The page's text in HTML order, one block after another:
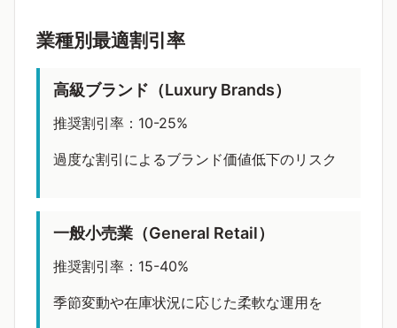
業種別最適割引率
高級ブランド（Luxury Brands）
推奨割引率：10-25%
過度な割引によるブランド価値低下のリスク
一般小売業（General Retail）
推奨割引率：15-40%
季節変動や在庫状況に応じた柔軟な運用を